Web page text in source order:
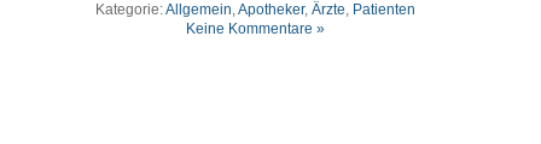
Kategorie:Allgemein,Apotheker,Ärzte, Patienten
Keine Kommentare »